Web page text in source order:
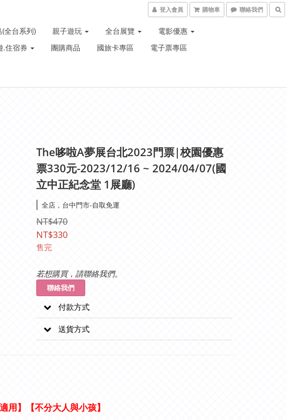
登入會員 購物車 聯絡我們
全台系列) 親子遊玩 全台展覽
電影優惠
.住宿券 團購商品 國旅卡專區
電子票專區
The哆啦A夢展台北2023門票|校園優惠
票330元-2023/12/16 ~ 2024/04/07(國
立中正紀念堂 1展廳)
全店，台中門市-自取免運
NT$470
NT$330
售完
若想購買，請聯絡我們。
聯絡我們
付款方式
送貨方式
用】【不分大人與小孩】